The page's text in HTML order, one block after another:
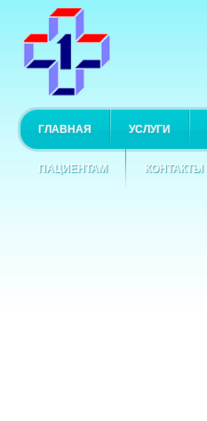
ГЛАВНАЯ УСЛУГИ
ПАЦИЕНТАМ КОНТАКТЫ